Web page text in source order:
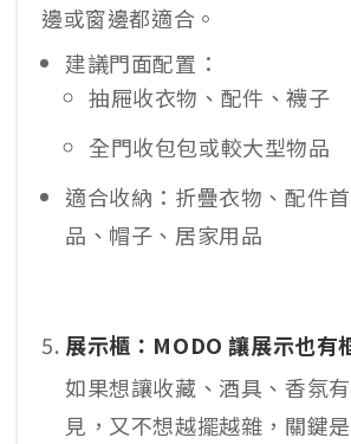
邊或窗邊都適合。
建議門面配置：
抽屜收衣物、配件、襪子
全門收包包或較大型物品
適合收納：折疊衣物、配件
品、帽子、居家用品
展示櫃：MODO 讓展示也有
如果想讓收藏、酒具、香氛
見，又不想越擺越雜，關鍵